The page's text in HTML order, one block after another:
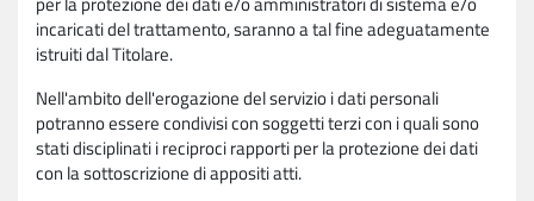
incaricati del trattamento, saranno a tal fine adeguatamente
istruiti dal Titolare.
Nell'ambito dell'erogazione del servizio i dati personali
potranno essere condivisi con soggetti terzi con i quali sono
stati disciplinati i reciproci rapporti per la protezione dei dati
con la sottoscrizione di appositi atti.